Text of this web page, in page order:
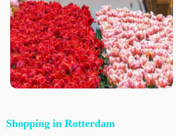
Shopping in Rotterdam